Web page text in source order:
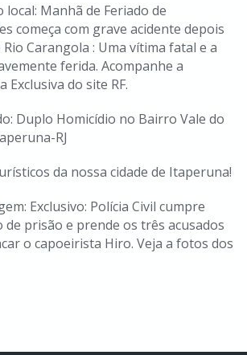
local: Manhã de Feriado de
começa com grave acidente depois
Carangola : Uma vítima fatal e a
ferida. Acompanhe a
Exclusiva do site RF.
Duplo Homicídio no Bairro Vale do
RJ
da nossa cidade de Itaperuna!
Exclusivo: Polícia Civil cumpre
de prisão e prende os três acusados
o capoeirista Hiro. Veja a fotos dos